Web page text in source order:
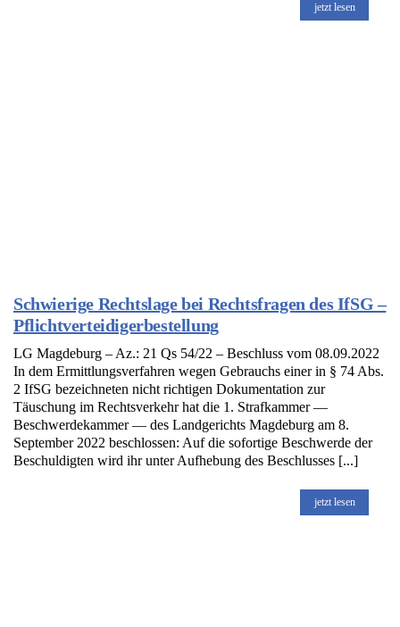
jetzt lesen
Schwierige Rechtslage bei Rechtsfragen des IfSG –
Pflichtverteidigerbestellung
LG Magdeburg – Az.: 21 Qs 54/22 – Beschluss vom 08.09.2022
In dem Ermittlungsverfahren wegen Gebrauchs einer in § 74 Abs.
2 IfSG bezeichneten nicht richtigen Dokumentation zur
Täuschung im Rechtsverkehr hat die 1. Strafkammer —
Beschwerdekammer — des Landgerichts Magdeburg am 8.
September 2022 beschlossen: Auf die sofortige Beschwerde der
Beschuldigten wird ihr unter Aufhebung des Beschlusses [...]
jetzt lesen